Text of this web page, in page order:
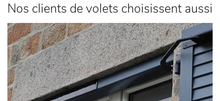
Nos clients de volets choisissent aussi